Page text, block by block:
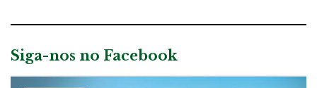
Siga-nos no Facebook